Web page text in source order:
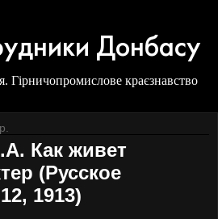
Донбасу
Гірничопромислове краєзнавство
Как живет
(Русское
1913)